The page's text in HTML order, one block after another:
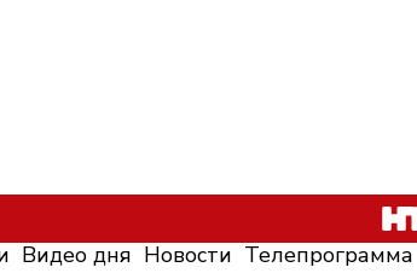
Видео дня Новости Телепрограмма